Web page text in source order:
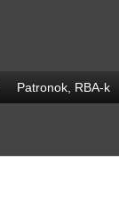
Patronok, RBA-k